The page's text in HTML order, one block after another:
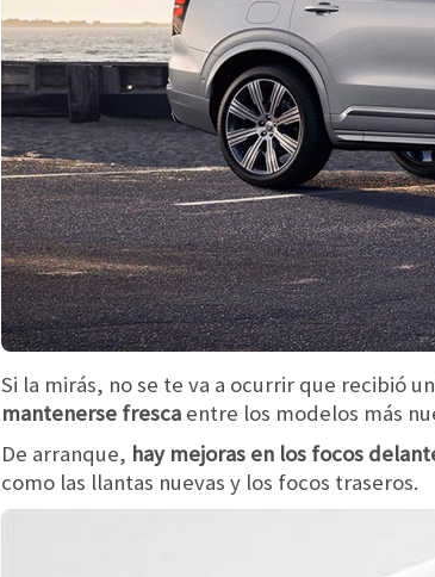
Si la mirás, no se te va a ocurrir que recibió
mantenerse fresca entre los modelos más
De arranque, hay mejoras en los focos
como las llantas nuevas y los focos traseros.